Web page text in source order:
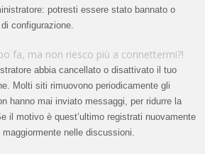
potresti essere stato bannato o
configurazione.
fa, ma non riesco più a connettermi?!
abbia cancellato o disattivato il tuo
Molti siti rimuovono periodicamente gli
hanno mai inviato messaggi, per ridurre la
il motivo è quest’ultimo registrati nuovamente
nelle discussioni.